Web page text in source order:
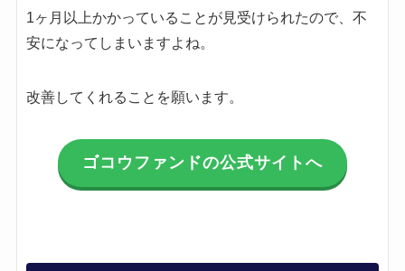
1ヶ月以上かかっていることが見受けられたので、不
安になってしまいますよね。
改善してくれることを願います。
ゴコウファンドの公式サイトへ